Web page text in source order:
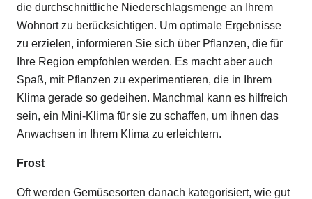
die durchschnittliche Niederschlagsmenge an Ihrem
Wohnort zu berücksichtigen. Um optimale Ergebnisse
zu erzielen, informieren Sie sich über Pflanzen, die für
Ihre Region empfohlen werden. Es macht aber auch
Spaß, mit Pflanzen zu experimentieren, die in Ihrem
Klima gerade so gedeihen. Manchmal kann es hilfreich
sein, ein Mini-Klima für sie zu schaffen, um ihnen das
Anwachsen in Ihrem Klima zu erleichtern.
Frost
Oft werden Gemüsesorten danach kategorisiert, wie gut